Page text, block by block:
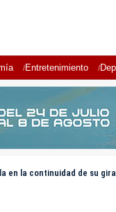
Entretenimiento
en la continuidad de su